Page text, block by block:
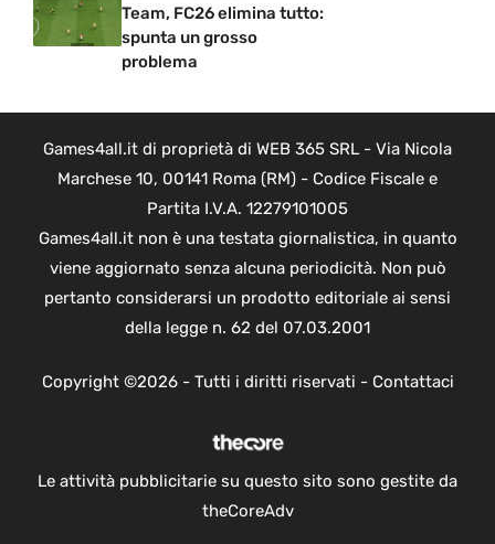
Team, FC26 elimina tutto:
spunta un grosso
problema
Games4all.it di proprietà di WEB 365 SRL - Via Nicola
Marchese 10, 00141 Roma (RM) - Codice Fiscale e
Partita I.V.A. 12279101005
Games4all.it non è una testata giornalistica, in quanto
viene aggiornato senza alcuna periodicità. Non può
pertanto considerarsi un prodotto editoriale ai sensi
della legge n. 62 del 07.03.2001
Copyright ©2026 - Tutti i diritti riservati - Contattaci
Le attività pubblicitarie su questo sito sono gestite da
theCoreAdv